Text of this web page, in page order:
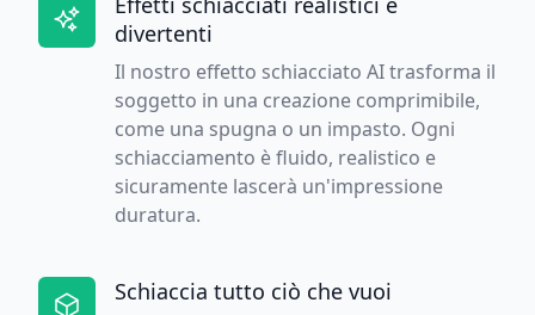
divertenti
Il nostro effetto schiacciato AI trasforma il
soggetto in una creazione comprimibile,
come una spugna o un impasto. Ogni
schiacciamento è fluido, realistico e
sicuramente lascerà un'impressione
duratura.
Schiaccia tutto ciò che vuoi